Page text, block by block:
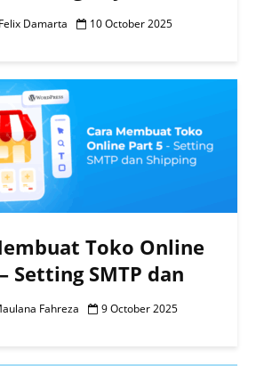
Damarta 10 October 2025
Toko Online
Setting SMTP dan
Fahreza 9 October 2025